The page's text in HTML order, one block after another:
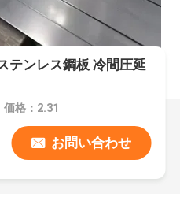
テンレス鋼板 冷間圧延
価格：2.31
お問い合わせ